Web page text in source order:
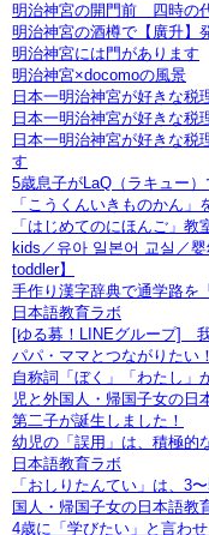
明治神宮の開門前 四時の
明治神宮の酒樽で【廣升】
明治神宮には門があります
明治神宮×docomoの風景
日本一明治神宮が好きな税
日本一明治神宮が好きな税
日本一明治神宮が好きな税
す
5歳息子がLaQ（ラキュー
「こうくんいきものかん
「はじめてのにほんご」
kids／유아 일본어 교실／
toddler】
手作り漢字辞典で通学路を
日本語教育ラボ
[ゆる募！LINEグループ]
パパ・ママとつながりたい！
自称詞「ぼく」「わたし
児と外国人・帰国子女の日
第二子が誕生しました！
幼児の「誤用」は、積極
日本語教育ラボ
「おしりたんてい」は、3
国人・帰国子女の日本語教
4歳に「学びたい」と言わ